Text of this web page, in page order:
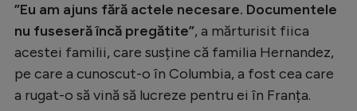
”Eu am ajuns fără actele necesare. Documentele
nu fuseseră încă pregătite”, a mărturisit fiica
acestei familii, care susține că familia Hernandez,
pe care a cunoscut-o în Columbia, a fost cea care
a rugat-o să vină să lucreze pentru ei în Franța.